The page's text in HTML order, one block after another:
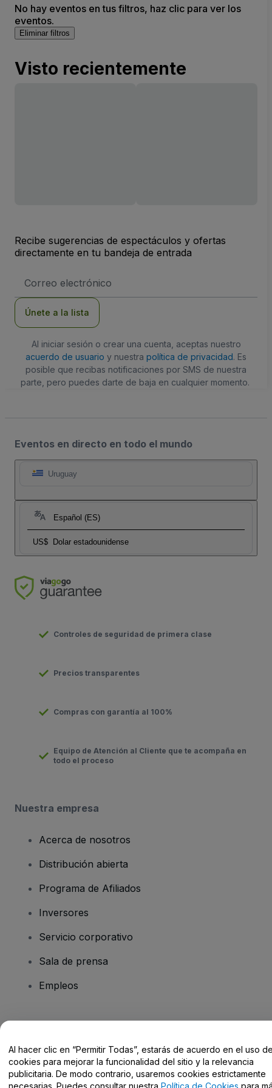
No hay eventos en tus filtros, haz clic para ver los
eventos.
Eliminar filtros
Visto recientemente
Recibe sugerencias de espectáculos y ofertas
directamente en tu bandeja de entrada
de
Únete a la lista
Al iniciar sesión o crear una cuenta, aceptas nuestro
acuerdo de usuario y nuestra política de privacidad. Es
posible que recibas notificaciones por SMS de nuestra
parte, pero puedes darte de baja en cualquier momento.
Eventos en directo en todo el mundo
Uruguay
Español (ES)
US$ Dolar estadounidense
Controles de seguridad de primera clase
Precios transparentes
Compras con garantía al 100%
Equipo de Atención al Cliente que te acompaña en
todo el proceso
Nuestra empresa
Acerca de nosotros
Distribución abierta
Programa de Afiliados
Inversores
Servicio corporativo
Sala de prensa
Empleos
Centro de Ayuda / Contacto
Al hacer clic en “Permitir Todas”, estarás de acuerdo en el uso
cookies para mejorar la funcionalidad del sitio y la relevancia
publicitaria. De modo contrario, usaremos cookies estrictamente
necesarias. Puedes consultar nuestra Política de Cookies para